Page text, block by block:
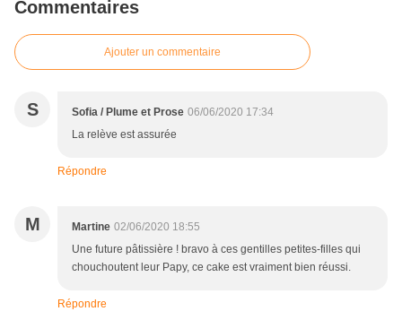
Commentaires
Ajouter un commentaire
S Sofia / Plume et Prose 06/06/2020 17:34
La relève est assurée
Répondre
M Martine 02/06/2020 18:55
Une future pâtissière ! bravo à ces gentilles petites-filles qui
chouchoutent leur Papy, ce cake est vraiment bien réussi.
Répondre